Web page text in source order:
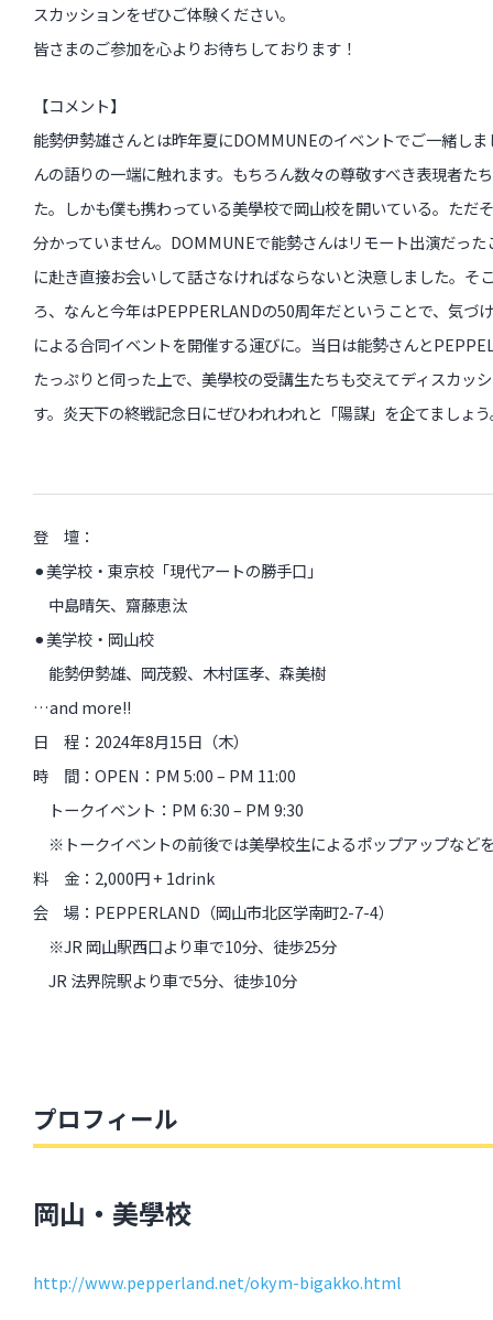
過去の展覧会
配信中のオンライン講座
スカッションをぜひご体験ください。
皆さまのご参加を心よりお待ちしております！
【コメント】
能勢伊勢雄さんとは昨年夏にDOMMUNEのイベントでご一緒し
んの語りの一端に触れます。もちろん数々の尊敬すべき表現者た
た。しかも僕も携わっている美學校で岡山校を開いている。ただ
分かっていません。DOMMUNEで能勢さんはリモート出演だっ
に赴き直接お会いして話さなければならないと決意しました。そ
ろ、なんと今年はPEPPERLANDの50周年だということで、気づ
による合同イベントを開催する運びに。当日は能勢さんと
たっぷりと伺った上で、美學校の受講生たちも交えてディスカッ
す。炎天下の終戦記念日にぜひわれわれと「陽謀」を企てましょ
登 壇：
⚫︎美学校・東京校「現代アートの勝手口」
中島晴矢、齋藤恵汰
⚫︎美学校・岡山校
能勢伊勢雄、岡茂毅、木村匡孝、森美樹
…and more!!
日 程：2024年8月15日（木）
時 間：OPEN：PM 5:00 – PM 11:00
トークイベント：PM 6:30 – PM 9:30
※トークイベントの前後では美學校生によるポップアップなど
料 金：2,000円 + 1drink
会 場：PEPPERLAND（岡山市北区学南町2-7-4）
※JR 岡山駅西口より車で10分、徒歩25分
JR 法界院駅より車で5分、徒歩10分
プロフィール
岡山・美學校
http://www.pepperland.net/okym-bigakko.html